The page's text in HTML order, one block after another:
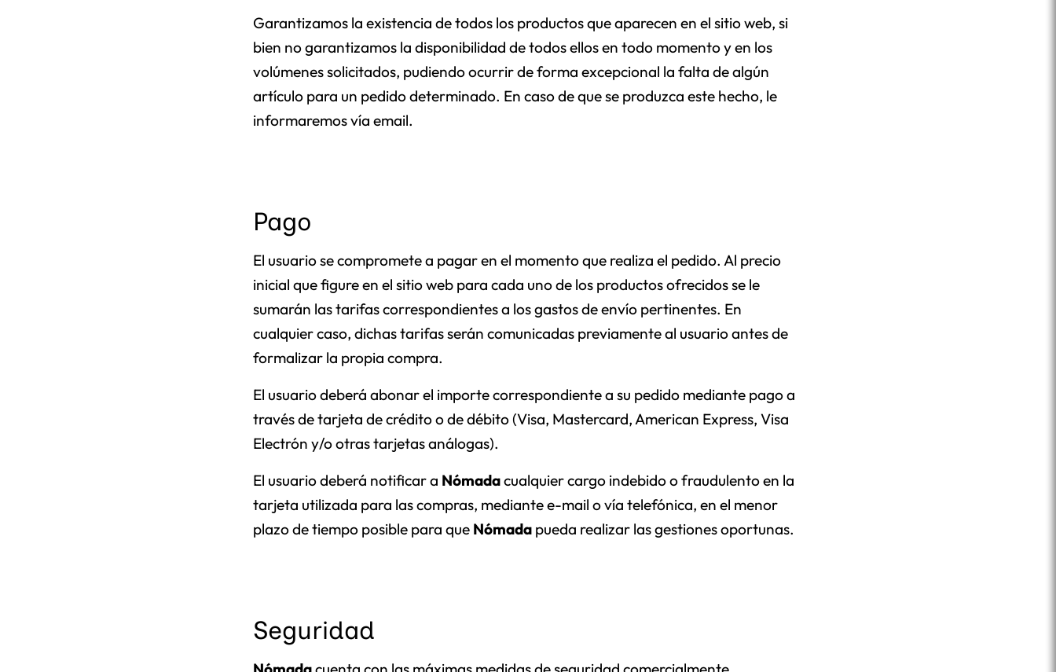
Garantizamos la existencia de todos los productos que aparecen en el sitio web, si
bien no garantizamos la disponibilidad de todos ellos en todo momento y en los
volúmenes solicitados, pudiendo ocurrir de forma excepcional la falta de algún
artículo para un pedido determinado. En caso de que se produzca este hecho, le
informaremos vía email.
Pago
El usuario se compromete a pagar en el momento que realiza el pedido. Al precio
inicial que figure en el sitio web para cada uno de los productos ofrecidos se le
sumarán las tarifas correspondientes a los gastos de envío pertinentes. En
cualquier caso, dichas tarifas serán comunicadas previamente al usuario antes de
formalizar la propia compra.
El usuario deberá abonar el importe correspondiente a su pedido mediante pago a
través de tarjeta de crédito o de débito (Visa, Mastercard, American Express, Visa
Electrón y/o otras tarjetas análogas).
El usuario deberá notificar a Nómadacualquier cargo indebido o fraudulento en la
tarjeta utilizada para las compras, mediante e-mail o vía telefónica, en el menor
plazo de tiempo posible para que Nómada pueda realizar las gestiones oportunas.
Seguridad